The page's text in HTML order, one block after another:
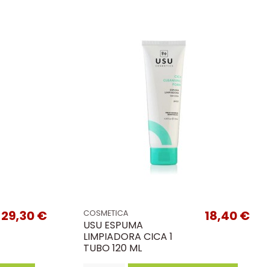
29,30 € COSMETICA
USU ESPUMA
LIMPIADORA CICA 1
TUBO 120 ML
18,40 €